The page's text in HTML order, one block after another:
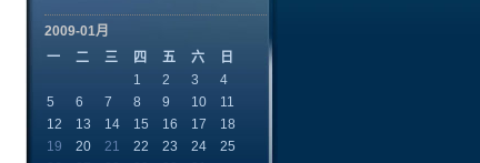
2009-01月
一
二 三 四 五 六 日
1 2 3
4
5
6 7 8 9 10
11
12
13 14 15 16 17
18
19
20 21 22 23 24
25